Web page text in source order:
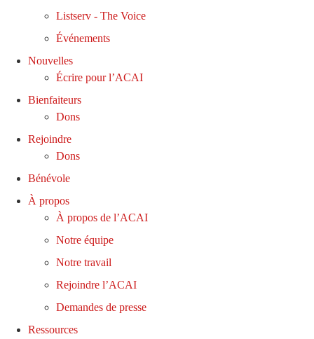
Listserv - The Voice
Événements
Nouvelles
Écrire pour l’ACAI
Bienfaiteurs
Dons
Rejoindre
Dons
Bénévole
À propos
À propos de l’ACAI
Notre équipe
Notre travail
Rejoindre l’ACAI
Demandes de presse
Ressources